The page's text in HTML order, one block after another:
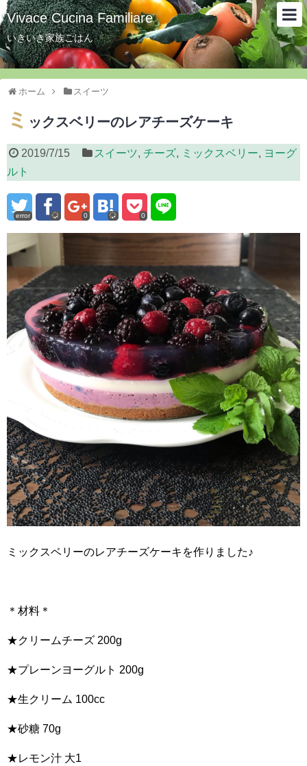
Vivace Cucina Familiare
いきいき家族ごはん
ホーム スイーツ
ミ ックスベリーのレアチーズケーキ
2019/7/15 スイーツ,チーズ, ミックスベリー, ヨーグ
ルト
error 0 0
ミックスベリーのレアチーズケーキを作りました♪
＊材料＊
★クリームチーズ 200g
★プレーンヨーグルト 200g
★生クリーム 100cc
★砂糖 70g
★レモン汁 大1